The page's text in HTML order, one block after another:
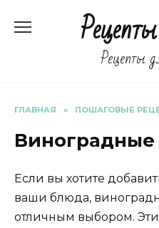
Рецепты
ГЛАВНАЯ » ПОШАГОВЫЕ
Виноградные
Если вы хотите
ваши блюда,
отличным выбором. Эти